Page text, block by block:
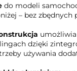
do modeli
– bez zbędnych
dzięki
używania